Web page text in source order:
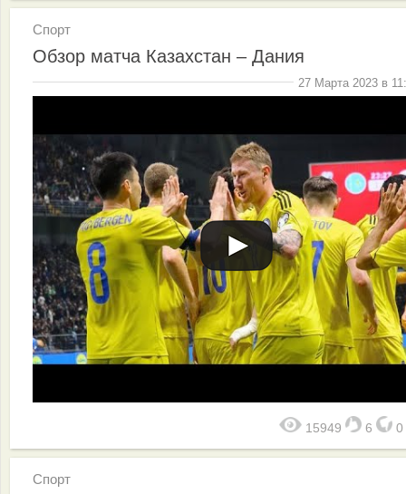
Спорт
Обзор матча Казахстан – Дания
27 Марта 2023 в
15949 6 0
Спорт